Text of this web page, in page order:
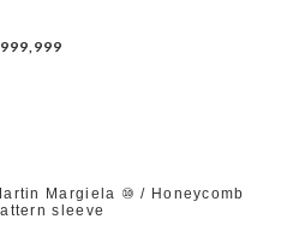
Margiela ⑩ / Honeycomb
sleeve